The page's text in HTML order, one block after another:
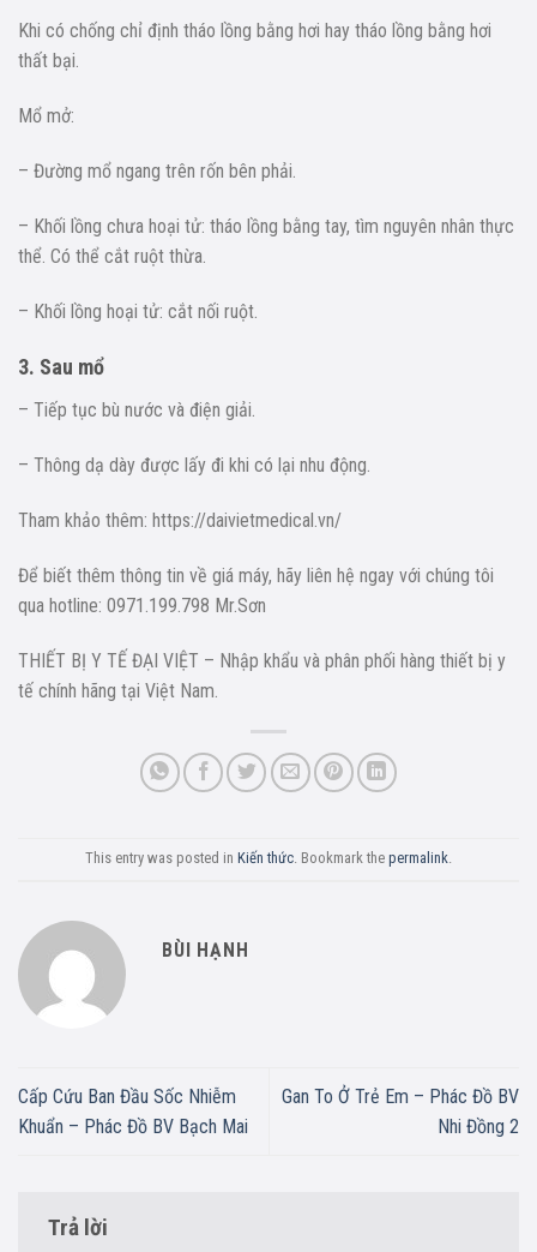
Khi có chống chỉ định tháo lồng bằng hơi hay tháo lồng bằng hơi
thất bại.
Mổ mở:
– Đường mổ ngang trên rốn bên phải.
– Khối lồng chưa hoại tử: tháo lồng bằng tay, tìm nguyên nhân thực
thể. Có thể cắt ruột thừa.
– Khối lồng hoại tử: cắt nối ruột.
3. Sau mổ
– Tiếp tục bù nước và điện giải.
– Thông dạ dày được lấy đi khi có lại nhu động.
Tham khảo thêm: https://daivietmedical.vn/
Để biết thêm thông tin về giá máy, hãy liên hệ ngay với chúng tôi
qua hotline: 0971.199.798 Mr.Sơn
THIẾT BỊ Y TẾ ĐẠI VIỆT – Nhập khẩu và phân phối hàng thiết bị y
tế chính hãng tại Việt Nam.
This entry was posted in Kiến thức . Bookmark the permalink
BÙI HẠNH
Cấp Cứu Ban Đầu Sốc Nhiễm
Khuẩn – Phác Đồ BV Bạch Mai
Gan To Ở Trẻ Em – Phác Đồ BV
Nhi Đồng 2
Trả lời